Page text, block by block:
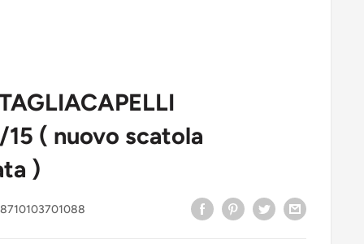
( nuovo scatola
)
8710103701088